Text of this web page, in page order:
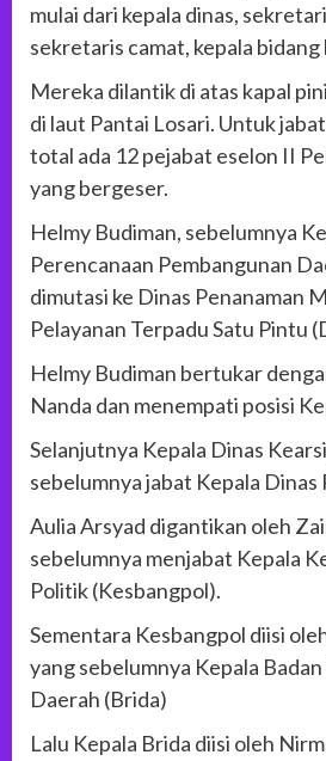
mulai dari kepala dinas,
sekretaris camat, kepala bidang
Mereka dilantik di atas kapal
di laut Pantai Losari. Untuk
total ada 12 pejabat eselon II
yang bergeser.
Helmy Budiman, sebelumnya
Perencanaan Pembangunan
dimutasi ke Dinas Penanaman
Pelayanan Terpadu Satu Pintu
Helmy Budiman bertukar
Nanda dan menempati posisi
Selanjutnya Kepala Dinas
sebelumnya jabat Kepala Dinas
Aulia Arsyad digantikan oleh
sebelumnya menjabat Kepala
Politik (Kesbangpol).
Sementara Kesbangpol diisi
yang sebelumnya Kepala
Daerah (Brida)
Lalu Kepala Brida diisi oleh